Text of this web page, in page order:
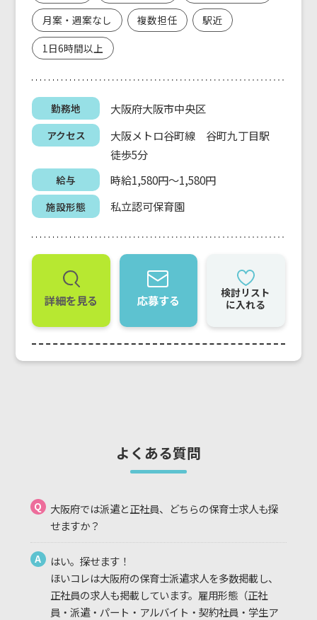
月案・週案なし
複数担任
駅近
1日6時間以上
勤務地 大阪府大阪市中央区
アクセス
大阪メトロ谷町線 谷町九丁目駅
徒歩5分
給与 時給1,580円～1,580円
施設形態 私立認可保育園
詳細を見る 応募する
検討リスト
に入れる
よくある質問
Q
大阪府では派遣と正社員、どちらの保育士求人も探
せますか？
A
はい。探せます！
ほいコレは大阪府の保育士派遣求人を多数掲載し、
正社員の求人も掲載しています。雇用形態（正社
員・派遣・パート・アルバイト・契約社員・学生ア